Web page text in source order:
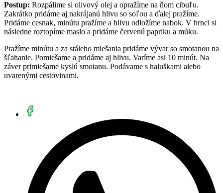
Postup: Rozpálime si olivový olej a opražíme na ňom cibuľu.
Zakrátko pridáme aj nakrájanú hlivu so soľou a ďalej pražíme.
Pridáme cesnak, minútu pražíme a hlivu odložíme nabok. V hrnci si
následne roztopíme maslo a pridáme červenú papriku a múku.
Pražíme minútu a za stáleho miešania pridáme vývar so smotanou na
šľahanie. Pomiešame a pridáme aj hlivu. Varíme asi 10 minút. Na
záver primiešame kyslú smotanu. Podávame s haluškami alebo
uvarenými cestovinami.